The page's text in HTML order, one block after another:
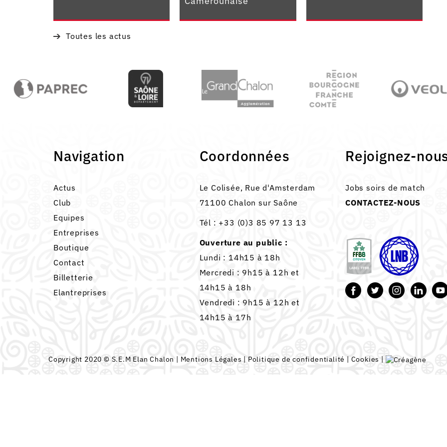
Toutes les actus
Navigation
Actus
Club
Equipes
Entreprises
Boutique
Contact
Billetterie
Elantreprises
Coordonnées
Le Colisée, Rue d'Amsterdam
71100 Chalon sur Saône
Tél : +33 (0)3 85 97 13 13
Ouverture au public :
Lundi : 14h15 à 18h
Mercredi : 9h15 à 12h et
14h15 à 18h
Vendredi : 9h15 à 12h et
14h15 à 17h
Rejoignez-
Jobs soirs de match
CONTACTEZ-NOUS
Copyright 2020 © S.E.M Elan Chalon | Mentions Légales | Politique de confidentialité | Cookies |